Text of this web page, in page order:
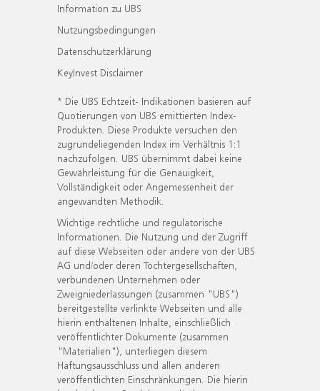
Information zu UBS
Nutzungsbedingungen
Datenschutzerklärung
KeyInvest Disclaimer
* Die UBS Echtzeit- Indikationen basieren auf
Quotierungen von UBS emittierten Index-
Produkten. Diese Produkte versuchen den
zugrundeliegenden Index im Verhältnis 1:1
nachzufolgen. UBS übernimmt dabei keine
Gewährleistung für die Genauigkeit,
Vollständigkeit oder Angemessenheit der
angewandten Methodik.
Wichtige rechtliche und regulatorische
Informationen. Die Nutzung und der Zugriff
auf diese Webseiten oder andere von der UBS
AG und/oder deren Tochtergesellschaften,
verbundenen Unternehmen oder
Zweigniederlassungen (zusammen "UBS")
bereitgestellte verlinkte Webseiten und alle
hierin enthaltenen Inhalte, einschließlich
veröffentlichter Dokumente (zusammen
"Materialien"), unterliegen diesem
Haftungsausschluss und allen anderen
veröffentlichten Einschränkungen. Die hierin